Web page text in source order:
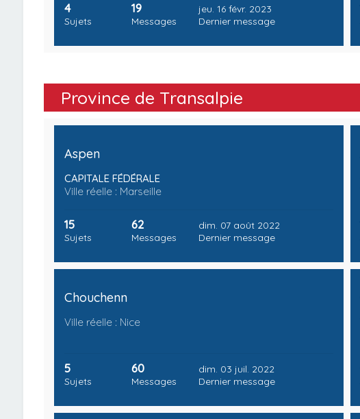
4
Sujets
19
Messages
jeu. 16 févr. 2023
Dernier message
Province de Transalpie
Aspen
CAPITALE FÉDÉRALE
Ville réelle : Marseille
15
Sujets
62
Messages
dim. 07 août 2022
Dernier message
Chouchenn
Ville réelle : Nice
5
Sujets
60
Messages
dim. 03 juil. 2022
Dernier message